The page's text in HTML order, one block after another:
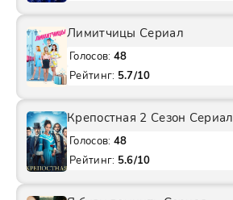
Лимитчицы Сериал
Голосов: 48
Рейтинг: 5.7/10
Крепостная 2 Сезон Сериал
Голосов: 48
Рейтинг: 5.6/10